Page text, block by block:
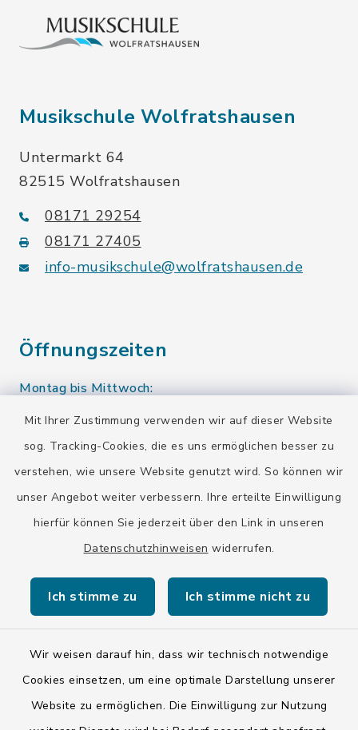
Mit Ihrer Zustimmung verwenden wir auf dieser Website
sog. Tracking-Cookies, die es uns ermöglichen besser zu
verstehen, wie unsere Website genutzt wird. So können wir
unser Angebot weiter verbessern. Ihre erteilte Einwilligung
hierfür können Sie jederzeit über den Link in unseren
Datenschutzhinweisen widerrufen.
Ich stimme zu Ich stimme nicht zu
Wir weisen darauf hin, dass wir technisch notwendige
Cookies einsetzen, um eine optimale Darstellung unserer
Website zu ermöglichen. Die Einwilligung zur Nutzung
Musikschule Wolfratshausen
Untermarkt 64
82515 Wolfratshausen
08171 29254
08171 27405
info-musikschule@wolfratshausen.de
Öffnungszeiten
Montag bis Mittwoch:
10.00-12.00 Uhr
Donnerstag:
10.00-12.00 Uhr
13.00-15.00 Uhr
Eine Terminvereinbarung ist auch außerhalb der
Öffnungszeiten möglich.
Kontakt